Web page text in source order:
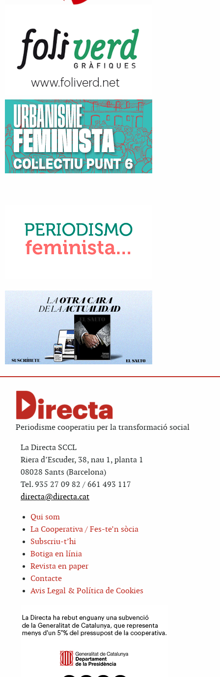
Periodisme cooperatiu per la transformació social
La Directa SCCL
Riera d’Escuder, 38, nau 1, planta 1
08028 Sants (Barcelona)
Tel. 935 27 09 82 / 661 493 117
directa@directa.cat
Qui som
La Cooperativa / Fes-te’n sòcia
Subscriu-t’hi
Botiga en línia
Revista en paper
Contacte
Avis Legal & Política de Cookies